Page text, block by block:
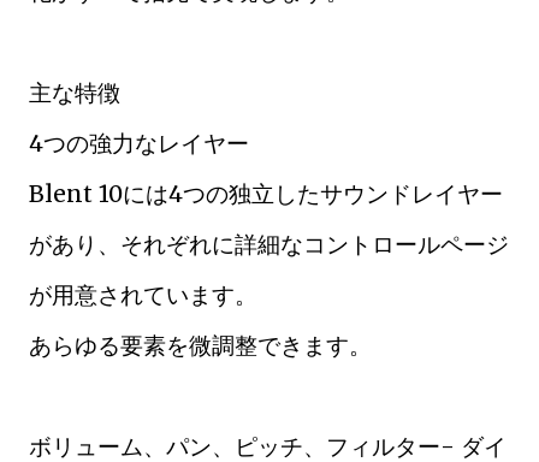
主な特徴
4つの強力なレイヤー
Blent 10には4つの独立したサウンドレイヤー
があり、それぞれに詳細なコントロールページ
が用意されています。
あらゆる要素を微調整できます。
ボリューム、パン、ピッチ、フィルター- ダイ